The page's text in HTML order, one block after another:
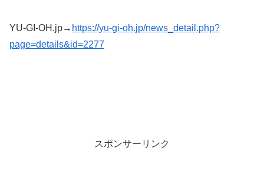
YU-GI-OH.jp→ https://yu-gi-oh.jp/news_detail.php?
page=details&id=2277
スポンサーリンク